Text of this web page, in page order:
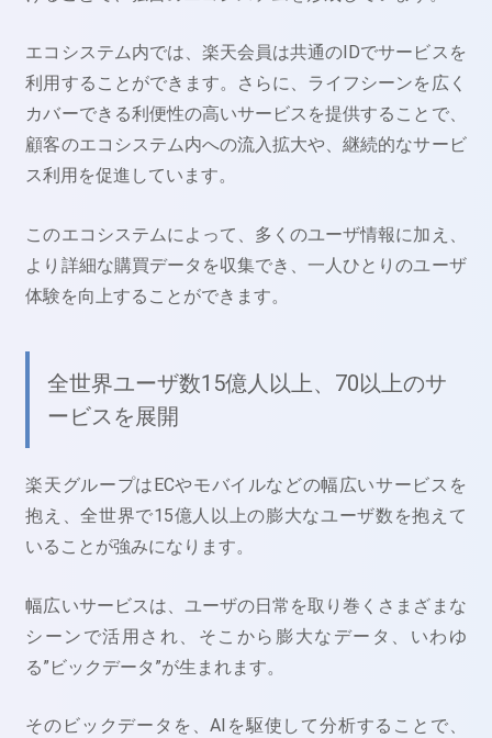
エコシステム内では、楽天会員は共通のIDでサービスを
利用することができます。さらに、ライフシーンを広く
カバーできる利便性の高いサービスを提供することで、
顧客のエコシステム内への流入拡大や、継続的なサービ
ス利用を促進しています。
このエコシステムによって、多くのユーザ情報に加え、
より詳細な購買データを収集でき、一人ひとりのユーザ
体験を向上することができます。
全世界ユーザ数15億人以上、70以上のサ
ービスを展開
楽天グループはECやモバイルなどの幅広いサービスを
抱え、全世界で15億人以上の膨大なユーザ数を抱えて
いることが強みになります。
幅広いサービスは、ユーザの日常を取り巻くさまざまな
シーンで活用され、そこから膨大なデータ、いわゆ
る”ビックデータ”が生まれます。
そのビックデータを、AIを駆使して分析することで、